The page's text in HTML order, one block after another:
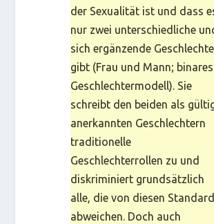
der Sexualität ist und dass
nur zwei unterschiedliche
sich ergänzende
gibt (Frau und Mann; binares
Geschlechtermodell). Sie
schreibt den beiden als
anerkannten Geschlechtern
traditionelle
Geschlechterrollen zu und
diskriminiert grundsätzlich
alle, die von diesen
abweichen. Doch auch